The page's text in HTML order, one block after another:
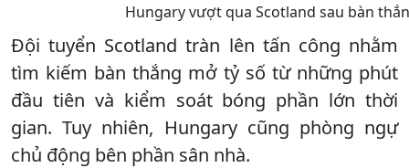
Hungary vượt qua Scotland sau bàn
Đội tuyển Scotland tràn lên tấn công nhằm
tìm kiếm bàn thắng mở tỷ số từ những phút
đầu tiên và kiểm soát bóng phần lớn thời
gian. Tuy nhiên, Hungary cũng phòng ngự
chủ động bên phần sân nhà.